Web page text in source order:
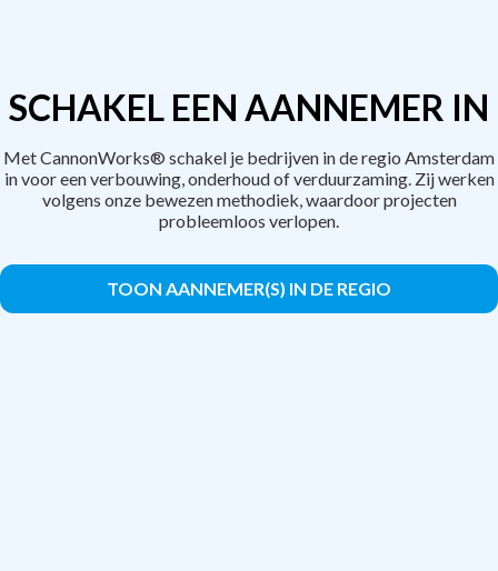
SCHAKEL EEN AANNEMER IN
Met CannonWorks® schakel je bedrijven in de regio Amsterdam
in voor een verbouwing, onderhoud of verduurzaming. Zij werken
volgens onze bewezen methodiek, waardoor projecten
probleemloos verlopen.
TOON AANNEMER(S) IN DE REGIO